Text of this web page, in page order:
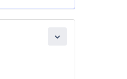
expand_more